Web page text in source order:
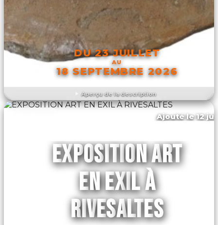
Aperçu de la description
DU 23 JUILLET
AU
18 SEPTEMBRE 2026
DÉCOUVRIR L'ÉVÉNEMENT
Ajouté le 12
EXPOSITION ART
EN EXIL À
RIVESALTES